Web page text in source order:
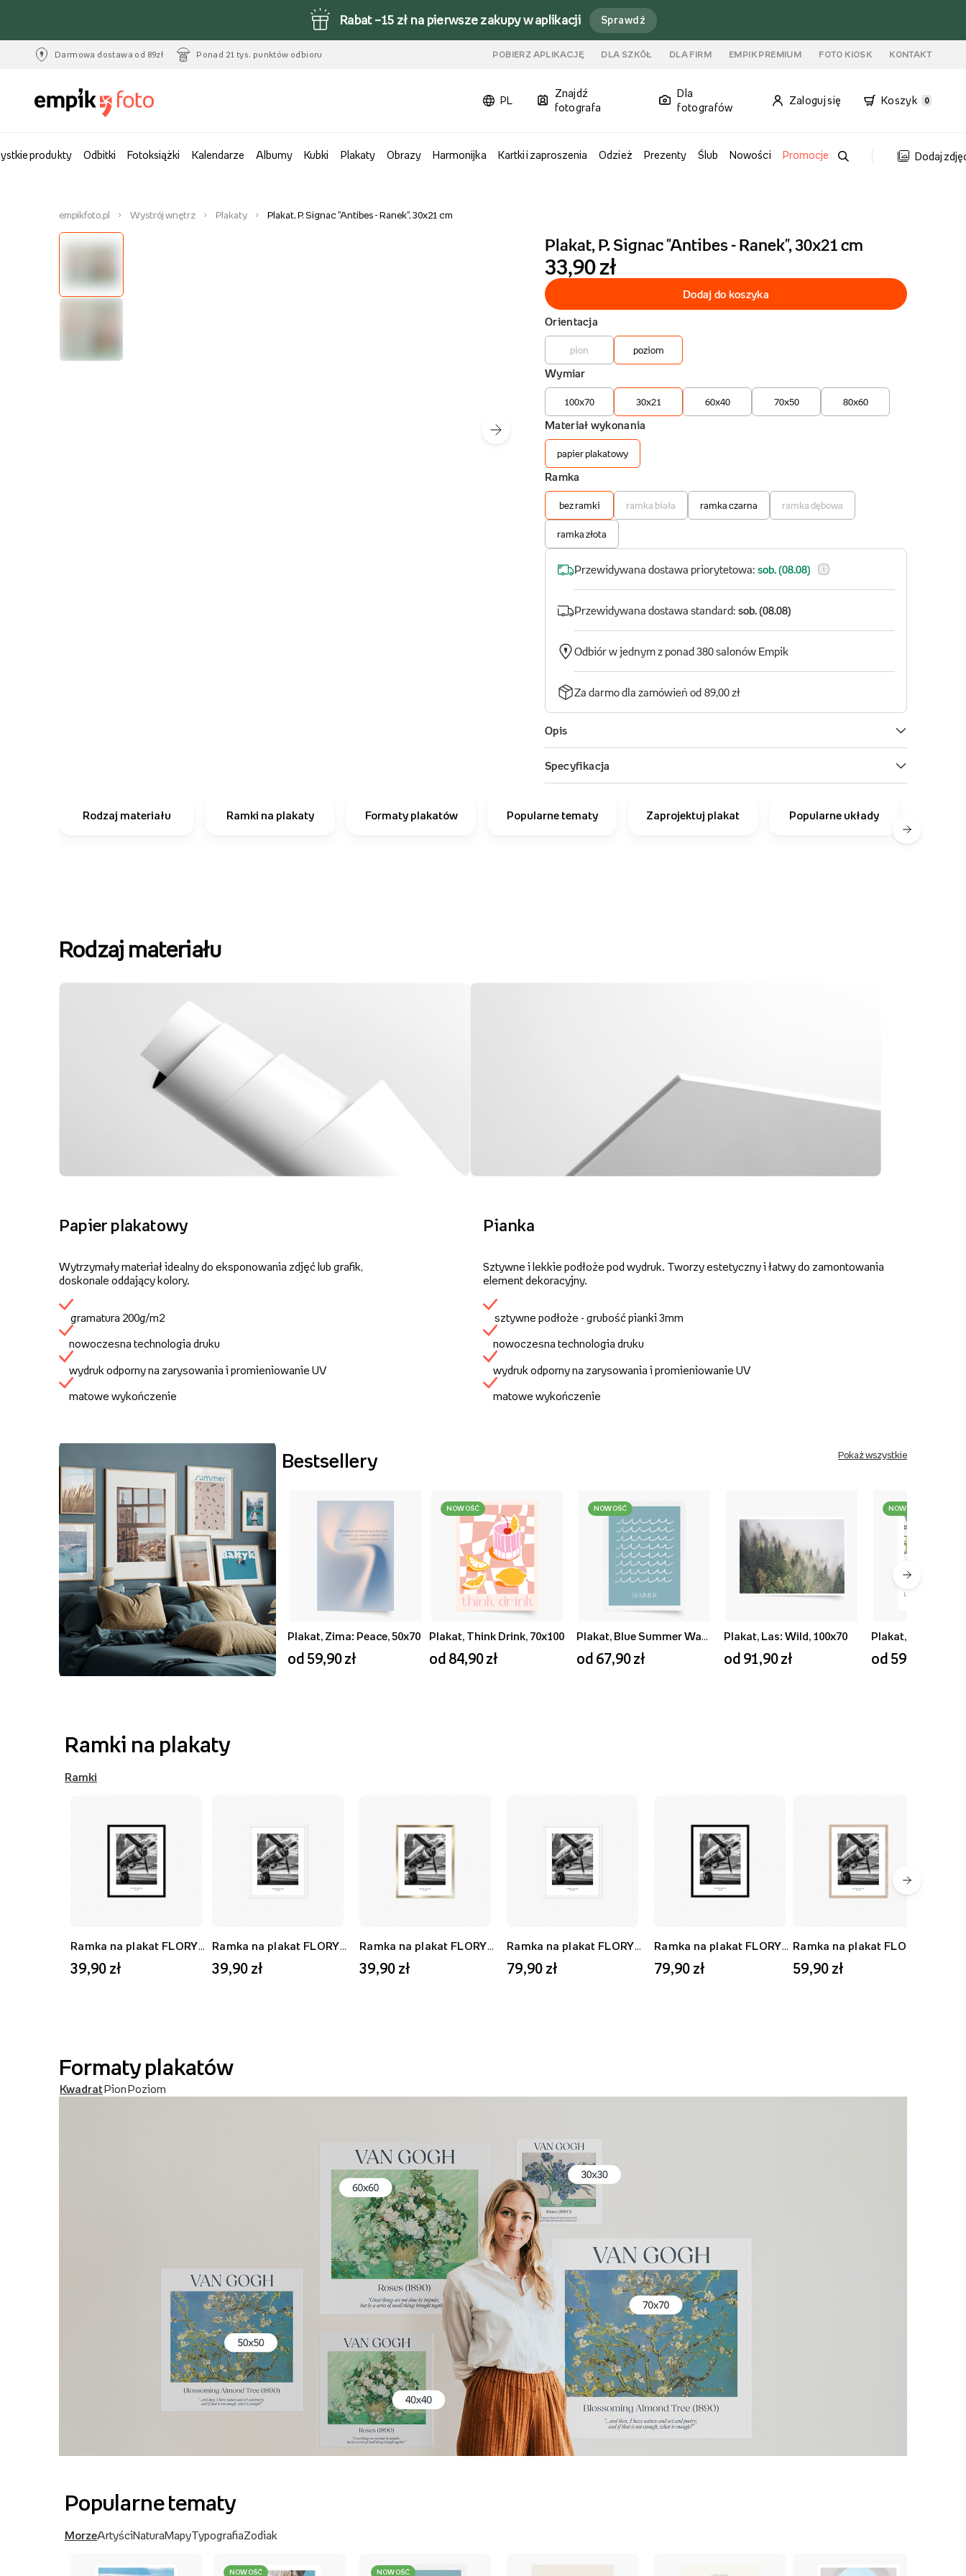
Rabat –15 zł na pierwsze zakupy w aplikacji Sprawdź
Darmowa dostawa od 89zł Ponad 21 tys. punktów odbioru POBIERZ APLIKACJĘ DLA SZKÓŁ DLA FIRM EMPIK PREMIUM FOTO KIOSK KONTAKT
PL
Znajdź
fotografa
Dla
fotografów
Zaloguj się Koszyk 0
produkty Odbitki Fotoksiążki Kalendarze Albumy Kubki Plakaty Obrazy Harmonijka Kartki i zaproszenia Odzież Prezenty Ślub Nowości Promocje Dodaj
empikfoto.pl Wystrój wnętrz Plakaty Plakat, P. Signac "Antibes - Ranek", 30x21 cm
Rodzaj materiału Ramki na plakaty Formaty plakatów Popularne tematy Zaprojektuj plakat Popularne układy
Rodzaj materiału
Papier plakatowy
Wytrzymały materiał idealny do eksponowania zdjęć lub grafik,
doskonale oddający kolory.
gramatura 200g/m2
nowoczesna technologia druku
wydruk odporny na zarysowania i promieniowanie UV
matowe wykończenie
Pianka
Sztywne i lekkie podłoże pod wydruk. Tworzy estetyczny i łatwy do zamontowania
element dekoracyjny.
sztywne podłoże - grubość pianki 3mm
nowoczesna technologia druku
wydruk odporny na zarysowania i promieniowanie UV
matowe wykończenie
Bestsellery Pokaż wszystkie
Plakat, Zima: Peace, 50x70
od 59,90 zł
NOWOŚĆ
Plakat, Think Drink, 70x100
od 84,90 zł
NOWOŚĆ
od 67,90 zł
Plakat, Las: Wild, 100x70
od 91,90 zł
NOWOŚĆ
od 59,90 zł
Ramki na plakaty
Ramki
39,90 zł 39,90 zł 39,90 zł 79,90 zł 79,90 zł 59,90 zł
Formaty plakatów
KwadratPionPoziom
Popularne tematy
MorzeArtyściNaturaMapyTypografiaZodiak
NOWOŚĆ NOWOŚĆ